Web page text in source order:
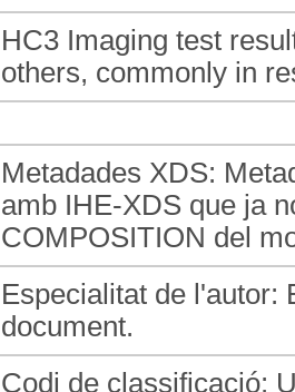
HC3 Imaging test
others, commonly in
Metadades XDS:
amb IHE-XDS que ja
COMPOSITION del
Especialitat de l'autor:
document.
Codi de classificació: